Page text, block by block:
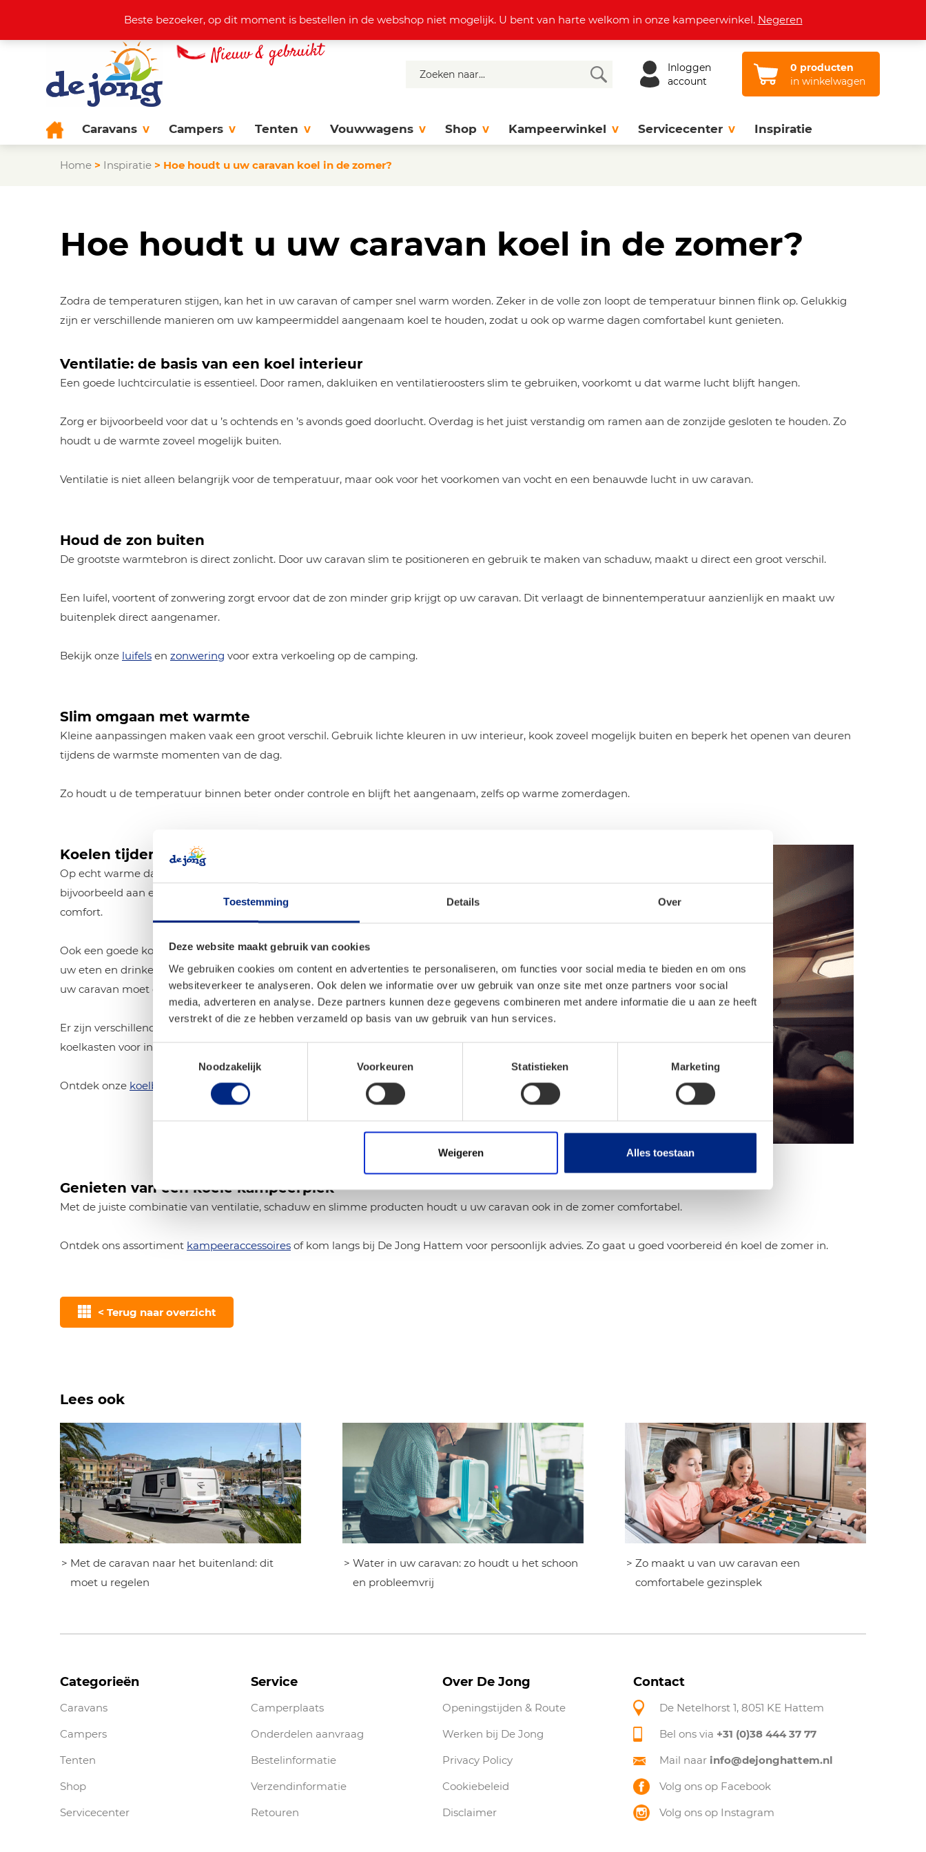
Toestemming Details Over
Deze website maakt gebruik van cookies
We gebruiken cookies om content en advertenties te personaliseren, om functies voor social media te bieden en om ons
websiteverkeer te analyseren. Ook delen we informatie over uw gebruik van onze site met onze partners voor social
media, adverteren en analyse. Deze partners kunnen deze gegevens combineren met andere informatie die u aan ze heeft
verstrekt of die ze hebben verzameld op basis van uw gebruik van hun services.
Noodzakelijk
Voorkeuren Statistieken Marketing
Weigeren Alles toestaan
Actuele aanbod +31 (0)38 444 37 77 info@dejonghattem.nl Openingstijden Vacatures
Inloggen
account
0 producten
in winkelwagen
Caravans Campers Tenten Vouwwagens Shop Kampeerwinkel Servicecenter Inspiratie
Home > Inspiratie > Hoe houdt u uw caravan koel in de zomer?
Hoe houdt u uw caravan koel in de zomer?
Zodra de temperaturen stijgen, kan het in uw caravan of camper snel warm worden. Zeker in de volle zon loopt de temperatuur binnen flink op. Gelukkig
zijn er verschillende manieren om uw kampeermiddel aangenaam koel te houden, zodat u ook op warme dagen comfortabel kunt genieten.
Ventilatie: de basis van een koel interieur
Een goede luchtcirculatie is essentieel. Door ramen, dakluiken en ventilatieroosters slim te gebruiken, voorkomt u dat warme lucht blijft hangen.
Zorg er bijvoorbeeld voor dat u ’s ochtends en ’s avonds goed doorlucht. Overdag is het juist verstandig om ramen aan de zonzijde gesloten te houden. Zo
houdt u de warmte zoveel mogelijk buiten.
Ventilatie is niet alleen belangrijk voor de temperatuur, maar ook voor het voorkomen van vocht en een benauwde lucht in uw caravan.
Houd de zon buiten
De grootste warmtebron is direct zonlicht. Door uw caravan slim te positioneren en gebruik te maken van schaduw, maakt u direct een groot verschil.
Een luifel, voortent of zonwering zorgt ervoor dat de zon minder grip krijgt op uw caravan. Dit verlaagt de binnentemperatuur aanzienlijk en maakt uw
buitenplek direct aangenamer.
Bekijk onze luifels en zonwering voor extra verkoeling op de camping.
Slim omgaan met warmte
Kleine aanpassingen maken vaak een groot verschil. Gebruik lichte kleuren in uw interieur, kook zoveel mogelijk buiten en beperk het openen van deuren
tijdens de warmste momenten van de dag.
Zo houdt u de temperatuur binnen beter onder controle en blijft het aangenaam, zelfs op warme zomerdagen.
Koelen tijdens warme dagen
Op echt warme dagen is extra verkoeling geen overbodige luxe. Denk
bijvoorbeeld aan een
comfort.
Ook een goede koelbox of koelkast speelt een belangrijke rol. Niet alleen om
uw eten en drinken fris te houden, maar ook om te voorkomen dat u steeds
uw caravan moet openen en warme lucht binnenlaat.
Er zijn verschillende opties, van compacte koelboxen tot volwaardige
koelkasten voor in uw camper of caravan.
Ontdek onze koelboxen voor comfortabel kamperen in de zomer.
Genieten van een koele kampeerplek
Met de juiste combinatie van ventilatie, schaduw en slimme producten houdt u uw caravan ook in de zomer comfortabel.
Ontdek ons assortiment kampeeraccessoires of kom langs bij De Jong Hattem voor persoonlijk advies. Zo gaat u goed voorbereid én koel de zomer in.
< Terug naar overzicht
Lees ook
Met de caravan naar het buitenland: dit
moet u regelen
Water in uw caravan: zo houdt u het schoon
en probleemvrij
Zo maakt u van uw caravan een
comfortabele gezinsplek
Categorieën
Caravans
Campers
Tenten
Shop
Servicecenter
Service
Camperplaats
Onderdelen aanvraag
Bestelinformatie
Verzendinformatie
Retouren
Over De Jong
Openingstijden & Route
Werken bij De Jong
Privacy Policy
Cookiebeleid
Disclaimer
Contact
De Netelhorst 1, 8051 KE Hattem
Bel ons via +31 (0)38 444 37 77
Mail naar info@dejonghattem.nl
Volg ons op Facebook
Volg ons op Instagram
Beste bezoeker, op dit moment is bestellen in de webshop niet mogelijk. U bent van harte welkom in onze kampeerwinkel. Negeren